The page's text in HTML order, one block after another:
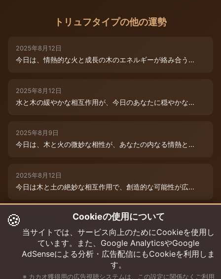
トリュフタイプの他の運勢
2025年8月12日
今日は、情熱的な火と成長の木のエネルギーが絡み合う...
2025年8月12日
水と木の緩やかな相互作用が、今日のあなたに穏やかな...
2025年8月9日
今日は、木と火の微妙な相性が、あなたの内なる情熱と...
2025年8月12日
今日は木と土の絶妙な相互作用で、創造的な可能性が広...
2025年8月12日
今日は、燃えるような情熱と成長のエネルギーに満ちた...
🍪 Cookieの使用について
当サイトでは、サービス向上のためにCookieを使用し
ています。また、Google AnalyticsやGoogle
AdSenseによる分析・広告配信にもCookieを利用しま
す。
※ カカオ獲得用の広告視聴システムは、この設定に関係なくご利用